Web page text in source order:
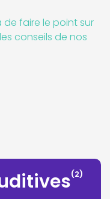
faire le point sur
conseils de nos
(2)